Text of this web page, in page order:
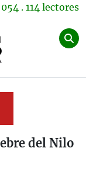
054 . 114 lectores
del Nilo